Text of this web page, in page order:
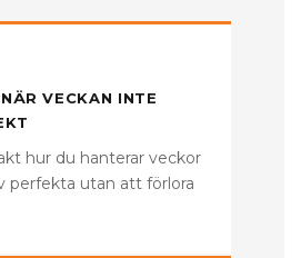
VECKAN INTE
hur du hanterar veckor
perfekta utan att förlora